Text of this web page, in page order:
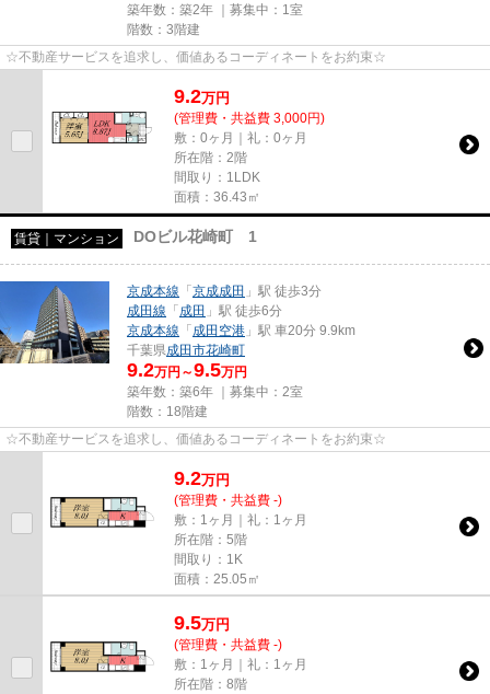
築年数：築2年 ｜募集中： 1室
階数：3階建
☆不動産サービスを追求し、価値あるコーディネートをお約束☆
9.2万円
(管理費・共益費 3,000円)
敷：0ヶ月｜礼：0ヶ月
所在階：2階
間取り：1LDK
面積：36.43㎡
賃貸｜マンション DOビル花崎町 1
京成本線 「京成成田 」駅 徒歩3分
成田線 「成田 」駅 徒歩6分
京成本線 「成田空港 」駅 車20分 9.9km
千葉県成田市花崎町
9.2万円～9.5万円
築年数：築6年 ｜募集中： 2室
階数：18階建
☆不動産サービスを追求し、価値あるコーディネートをお約束☆
9.2万円
(管理費・共益費 -)
敷：1ヶ月｜礼：1ヶ月
所在階：5階
間取り：1K
面積：25.05㎡
9.5万円
(管理費・共益費 -)
敷：1ヶ月｜礼：1ヶ月
所在階：8階